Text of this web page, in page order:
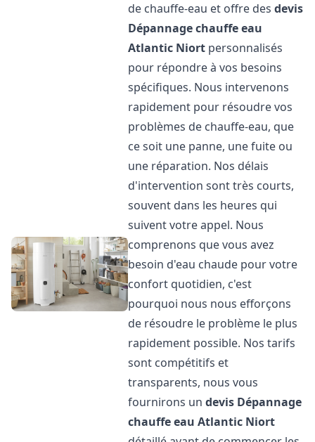
de chauffe-eau et offre desdevis
Dépannage chauffe eau
Atlantic Niort personnalisés
pour répondre à vos besoins
spécifiques. Nous intervenons
rapidement pour résoudre vos
problèmes de chauffe-eau, que
ce soit une panne, une fuite ou
une réparation. Nos délais
d'intervention sont très courts,
souvent dans les heures qui
suivent votre appel. Nous
comprenons que vous avez
besoin d'eau chaude pour votre
confort quotidien, c'est
pourquoi nous nous efforçons
de résoudre le problème le plus
rapidement possible. Nos tarifs
sont compétitifs et
transparents, nous vous
fournirons undevis Dépannage
chauffe eau Atlantic Niort